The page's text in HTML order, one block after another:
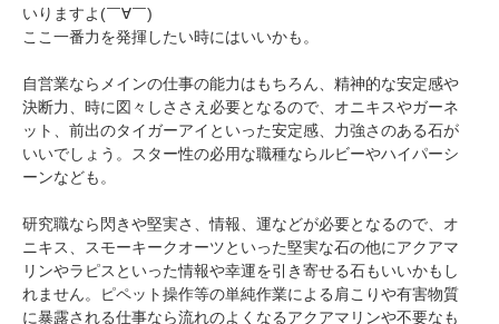
いりますよ(￣∀￣)
ここ一番力を発揮したい時にはいいかも。
自営業ならメインの仕事の能力はもちろん、精神的な安定感や
決断力、時に図々しささえ必要となるので、オニキスやガーネ
ット、前出のタイガーアイといった安定感、力強さのある石が
いいでしょう。スター性の必用な職種ならルビーやハイパーシ
ーンなども。
研究職なら閃きや堅実さ、情報、運などが必要となるので、オ
ニキス、スモーキークオーツといった堅実な石の他にアクアマ
リンやラピスといった情報や幸運を引き寄せる石もいいかもし
れません。ピペット操作等の単純作業による肩こりや有害物質
に暴露される仕事なら流れのよくなるアクアマリンや不要なも